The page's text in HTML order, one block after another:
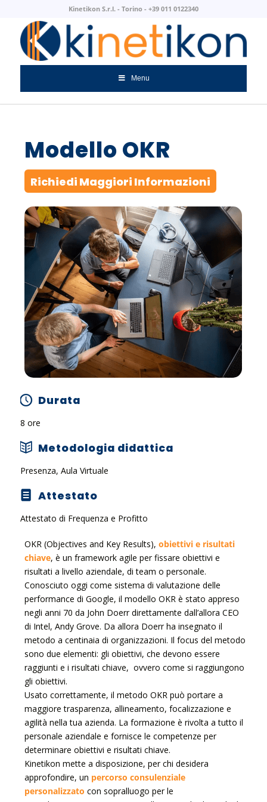
Kinetikon S.r.l. - Torino - +39 011 0122340
Menu
Modello OKR
Richiedi Maggiori Informazioni
Durata
8 ore
Metodologia didattica
Presenza, Aula Virtuale
Attestato
Attestato di Frequenza e Profitto
OKR (Objectives and Key Results),obiettivi e risultati
chiave, è un framework agile per fissare obiettivi e
risultati a livello aziendale, di team o personale.
Conosciuto oggi come sistema di valutazione delle
performance di Google, il modello OKR è stato appreso
negli anni 70 da John Doerr direttamente dall’allora CEO
di Intel, Andy Grove. Da allora Doerr ha insegnato il
metodo a centinaia di organizzazioni. Il focus del metodo
sono due elementi: gli obiettivi, che devono essere
raggiunti e i risultati chiave, ovvero come si raggiungono
gli obiettivi.
Usato correttamente, il metodo OKR può portare a
maggiore trasparenza, allineamento, focalizzazione e
agilità nella tua azienda. La formazione è rivolta a tutto il
personale aziendale e fornisce le competenze per
determinare obiettivi e risultati chiave.
Kinetikon mette a disposizione, per chi desidera
approfondire, un percorso consulenziale
personalizzato con sopralluogo per le